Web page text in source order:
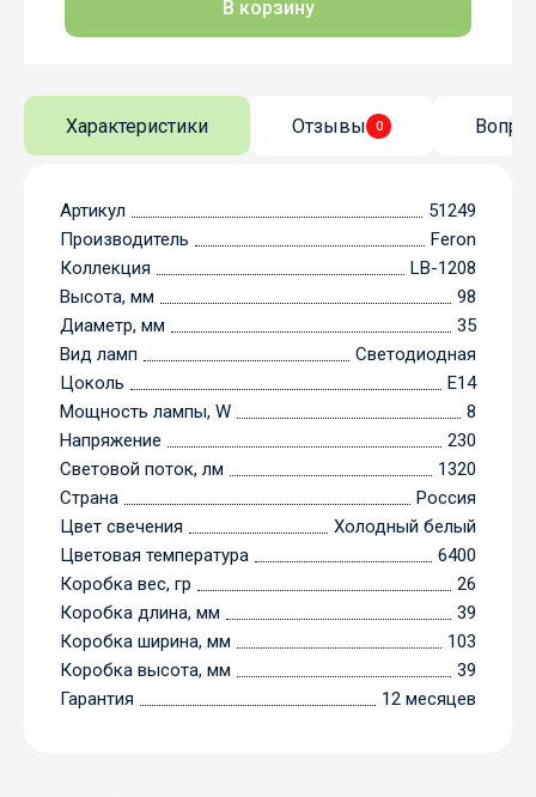
В корзину
Характеристики Отзывы 0
Артикул
51249
Производитель
Feron
Коллекция
LB-1208
Высота, мм
98
Диаметр, мм
35
Вид ламп
Светодиодная
Цоколь
E14
Мощность лампы, W
8
Напряжение
230
Световой поток, лм
1320
Страна
Россия
Цвет свечения
Холодный белый
Цветовая температура
6400
Коробка вес, гр
26
Коробка длина, мм
39
Коробка ширина, мм
103
Коробка высота, мм
39
Гарантия
12 месяцев